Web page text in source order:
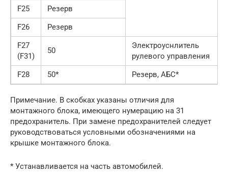
F25
Резерв
F26
Резерв
F27
(F31)
50
Электроуснлитель
рулевого управления
F28
50* Резерв, АБС*
Примечание. В скобках указаны отличия для
монтажного блока, имеющего нумерацию на 31
предохранитель. При замене предохранителей следует
руководствоваться условными обозначениями на
крышке монтажного блока.
* Устанавливается на часть автомобилей.